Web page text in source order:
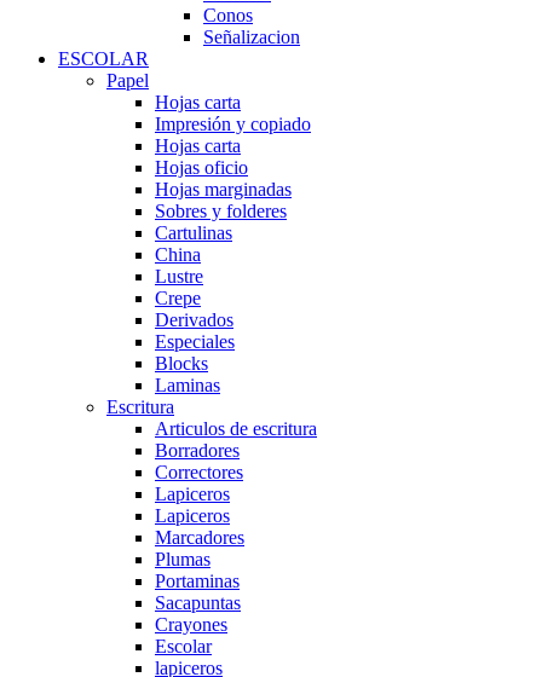
Conos
Señalizacion
ESCOLAR
Papel
Hojas carta
Impresión y copiado
Hojas carta
Hojas oficio
Hojas marginadas
Sobres y folderes
Cartulinas
China
Lustre
Crepe
Derivados
Especiales
Blocks
Laminas
Escritura
Articulos de escritura
Borradores
Correctores
Lapiceros
Lapiceros
Marcadores
Plumas
Portaminas
Sacapuntas
Crayones
Escolar
lapiceros